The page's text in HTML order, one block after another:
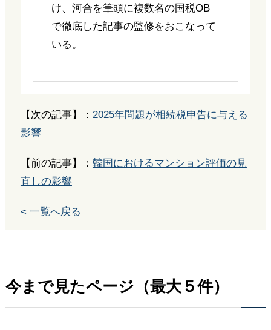
け、河合を筆頭に複数名の国税OB
で徹底した記事の監修をおこなって
いる。
【次の記事】： 2025年問題が相続税申告に与える
影響
【前の記事】： 韓国におけるマンション評価の見
直しの影響
< 一覧へ戻る
今まで見たページ（最大５件）